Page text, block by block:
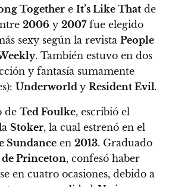
Together e It’s Like That de
2006 y 2007fue elegido
sexy según la revista People
. También estuvo en dos
y fantasía sumamente
Underworld y Resident Evil.
de Ted Foulke, escribió el
Stoker, la cual estrenó en el
Sundance en 2013. Graduado
Princeton, confesó haber
en cuatro ocasiones, debido a